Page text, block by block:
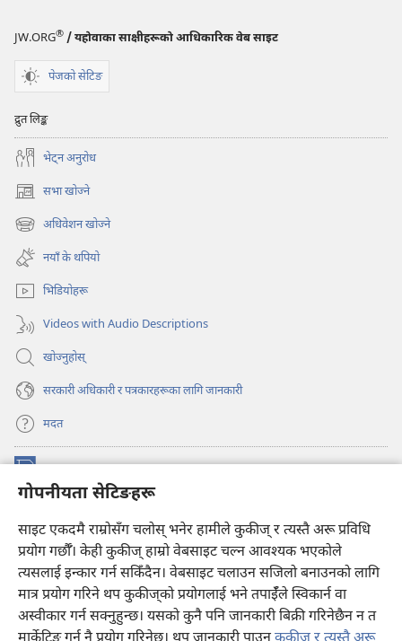
गोपनीयता सेटिङहरू
साइट एकदमै राम्रोसँग चलोस् भनेर हामीले कुकीज् र त्यस्तै अरू प्रविधि
प्रयोग गर्छौँ। केही कुकीज्‌ हाम्रो वेबसाइट चल्न आवश्यक भएकोले
त्यसलाई इन्कार गर्न सकिँदैन। वेबसाइट चलाउन सजिलो बनाउनको लागि
मात्र प्रयोग गरिने थप कुकीज्‌को प्रयोगलाई भने तपाईँले स्विकार्न वा
अस्वीकार गर्न सक्नुहुन्छ। यसको कुनै पनि जानकारी बिक्री गरिनेछैन न त
JW.ORG® / यहोवाका साक्षीहरूको आधिकारिक वेब साइट
पेजको सेटिङ
द्रुत लिङ्क
भेट्‌न अनुरोध
सभा खोज्ने
(ब्राउजरको
अर्को
ट्याबमा
नयाँ
पृष्ठ
खुल्नेछ)
अधिवेशन खोज्ने
(ब्राउजरको
अर्को
ट्याबमा
नयाँ
पृष्ठ
खुल्नेछ)
नयाँ के थपियो
भिडियोहरू
Videos with Audio Descriptions
खोज्नुहोस्‌
सरकारी अधिकारी र पत्रकारहरूका लागि जानकारी
मदत
अर्को
नयाँ
पृष्ठ
प्रहरीधरहरा अनलाइन लाइब्रेरी
(ब्राउजरको
अर्को
नयाँ
पृष्ठ
खुल्नेछ)
JW Hub ®
(ब्राउजरको
अर्को
ट्याबमा
नयाँ
JW लाइब्रेरी एप